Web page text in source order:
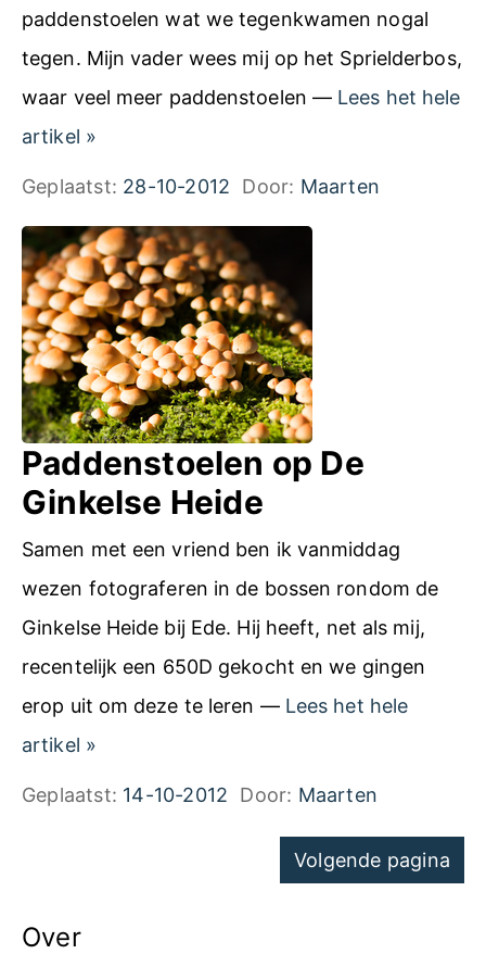
n
e
e
u
d
i
o
b
o
s
H
0
2
paddenstoelen wat we tegenkwamen nogal
tegen. Mijn vader wees mij op het Sprielderbos,
waar veel meer paddenstoelen — Lees het hele
artikel H
e
S
p
r
i
e
l
d
o
s
–
u
»
Geplaatst: 28-10-2012 Door: Maarten
Paddenstoelen op De
Ginkelse Heide
Samen met een vriend ben ik vanmiddag
wezen fotograferen in de bossen rondom de
Ginkelse Heide bij Ede. Hij heeft, net als mij,
recentelijk een 650D gekocht en we gingen
erop uit om deze te leren — Lees het hele
artikel P
a
»
Geplaatst: 14-10-2012 Door: Maarten
pagina's
Volgende pagina
Over